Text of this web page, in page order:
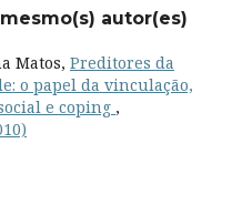
autor(es)
Matos, Preditores da
o papel da vinculação,
e coping ,